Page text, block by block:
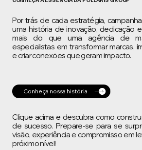
Por trás de cada estratégia,
uma história de inovação, dedicação
mais do que uma agência de
especialistas em transformar marcas,
e criar conexões que geram impacto.
Clique acima e descubra como
de sucesso. Prepare-se para se
visão, experiência e compromisso em
próximo nível!
Conheça nossa história